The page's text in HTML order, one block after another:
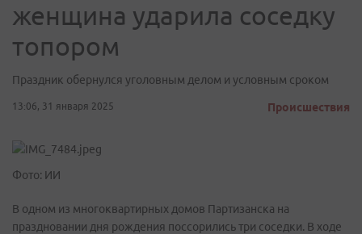
женщина ударила соседку
топором
Праздник обернулся уголовным делом и условным сроком
13:06, 31 января 2025 Происшествия
Фото: ИИ
В одном из многоквартирных домов Партизанска на
праздновании дня рождения поссорились три соседки. В ходе